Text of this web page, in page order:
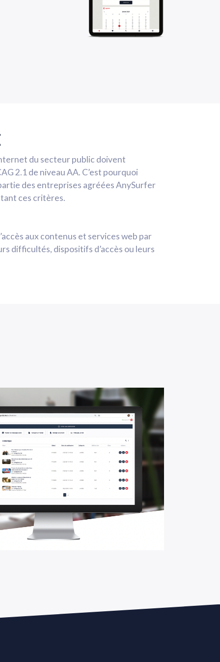
du secteur public doivent
2.1 de niveau AA. C’est pourquoi
des entreprises agréées AnySurfer
ces critères.
aux contenus et services web par
difficultés, dispositifs d’accès ou leurs